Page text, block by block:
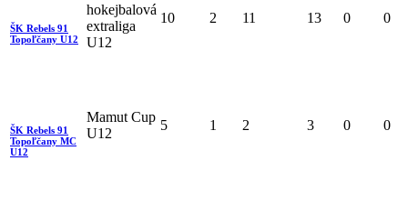
ŠK Rebels 91
Topoľčany U12
hokejbalová
extraliga
U12
10 2 11 13 0 0
ŠK Rebels 91
Topoľčany MC
U12
Mamut Cup
U12
5 1 2 3 0 0